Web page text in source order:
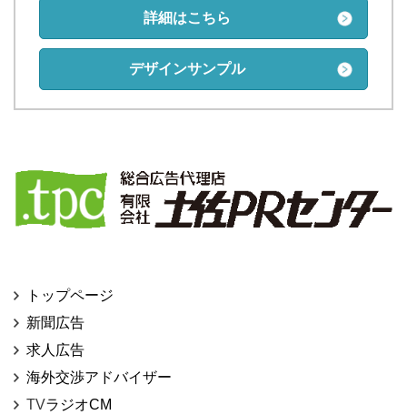
詳細はこちら
デザインサンプル
トップページ
新聞広告
求人広告
海外交渉アドバイザー
TVラジオCM